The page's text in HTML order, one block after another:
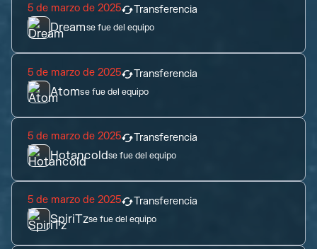
5 de marzo de 2025 Transferencia
Dreamse fue del equipo
5 de marzo de 2025 Transferencia
Atomse fue del equipo
5 de marzo de 2025 Transferencia
Hotancoldse fue del equipo
5 de marzo de 2025 Transferencia
SpiriTzse fue del equipo